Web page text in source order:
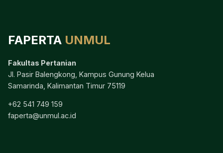
FAPERTA UNMUL
Fakultas Pertanian
Jl. Pasir Balengkong, Kampus Gunung Kelua
Samarinda, Kalimantan Timur 75119
+62 541 749 159
faperta@unmul.ac.id